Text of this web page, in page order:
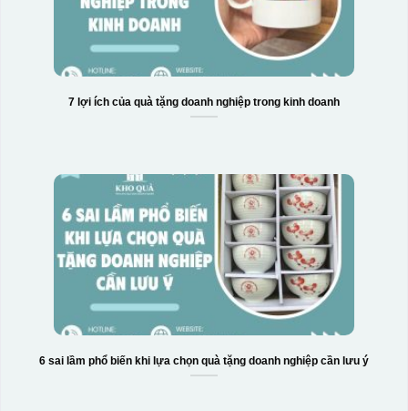
7 lợi ích của quà tặng doanh nghiệp trong kinh doanh
6 sai lầm phổ biến khi lựa chọn quà tặng doanh nghiệp cần lưu ý